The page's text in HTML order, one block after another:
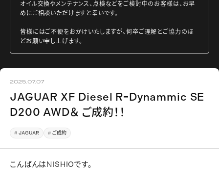
オイル交換やメンテナンス、点検などをご検討中のお客様は、お早
めにご相談いただけますと幸いです。
皆様にはご不便をおかけいたしますが、何卒ご理解とご協力のほ
どお願い申し上げます。
2025.07.07
JAGUAR XF Diesel RｰDynammic SE
D200 AWD＆ ご成約！！
JAGUAR ご成約
こんばんはNISHIOです。